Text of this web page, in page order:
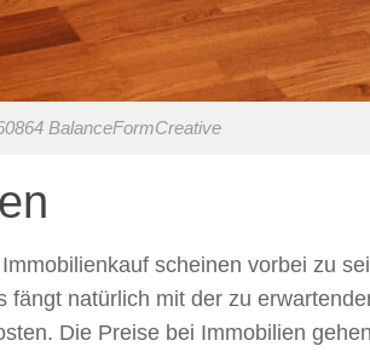
BalanceFormCreative
scheinen vorbei zu
natürlich mit der zu
Die Preise bei Immobilien